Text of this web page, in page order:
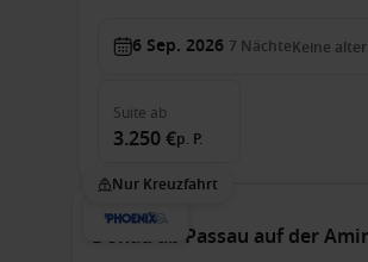
6 Sep. 2026 7 NächteKeine
Suite ab
3.250 €p. P.
Nur Kreuzfahrt
Donau ab Passau auf der